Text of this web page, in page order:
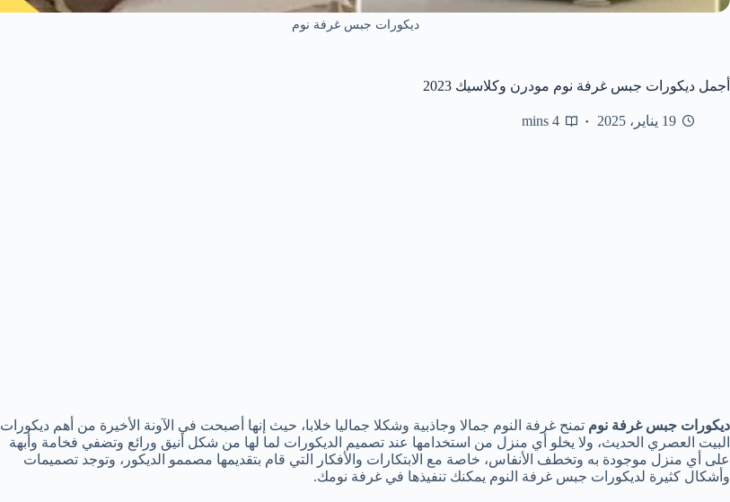
ديكورات جبس غرفة نوم
أجمل ديكورات جبس غرفة نوم مودرن وكلاسيك 2023
19 يناير، 2025 4 mins
ديكورات جبس غرفة نوم تمنح غرفة النوم جمالا وجاذبية وشكلا جماليا خلابا، حيث إنها أصبحت في الآونة الأخيرة من أهم ديكورات
البيت العصري الحديث، ولا يخلو أي منزل من استخدامها عند تصميم الديكورات لما لها من شكل أنيق ورائع وتضفي فخامة وأبهة
على أي منزل موجودة به وتخطف الأنفاس، خاصة مع الابتكارات والأفكار التي قام بتقديمها مصممو الديكور، وتوجد تصميمات
وأشكال كثيرة لديكورات جبس غرفة النوم يمكنك تنفيذها في غرفة نومك.